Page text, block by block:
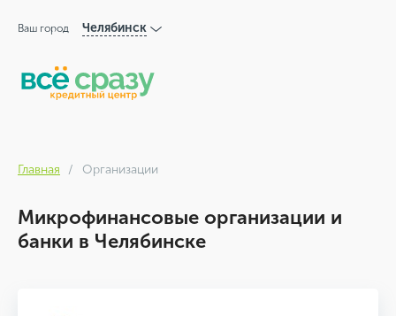
Ваш город Челябинск
Главная Организации
Микрофинансовые организации и
банки в Челябинске